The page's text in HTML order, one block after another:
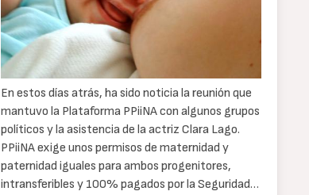
En estos días atrás, ha sido noticia la reunión que
mantuvo la Plataforma PPiiNA con algunos grupos
políticos y la asistencia de la actriz Clara Lago.
PPiiNA exige unos permisos de maternidad y
paternidad iguales para ambos progenitores,
intransferibles y 100% pagados por la Seguridad…